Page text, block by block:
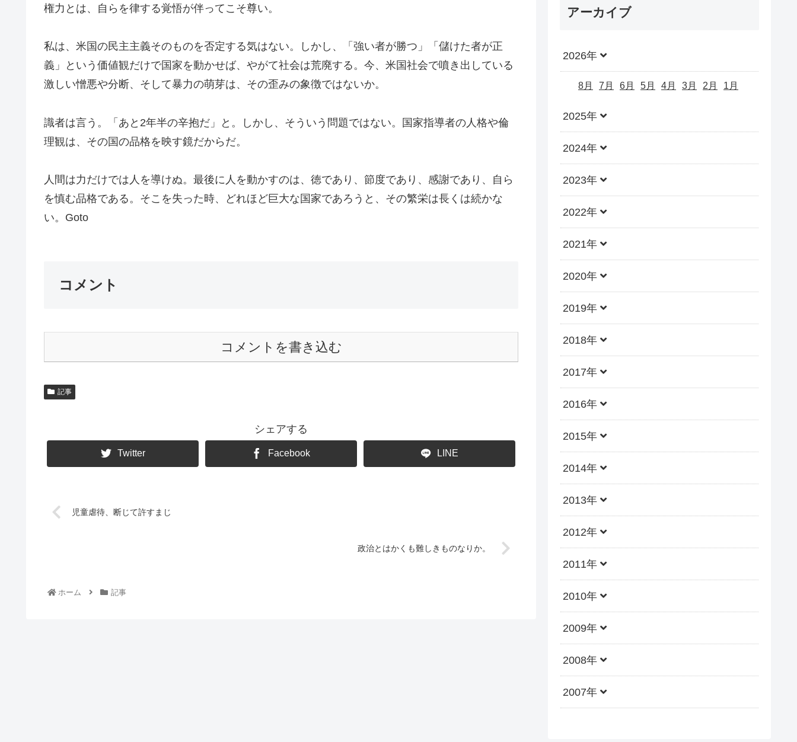
権力とは、自らを律する覚悟が伴ってこそ尊い。
私は、米国の民主主義そのものを否定する気はない。しかし、「強い者が勝つ」「儲けた者が正
義」という価値観だけで国家を動かせば、やがて社会は荒廃する。今、米国社会で噴き出している
激しい憎悪や分断、そして暴力の萌芽は、その歪みの象徴ではないか。
識者は言う。「あと2年半の辛抱だ」と。しかし、そういう問題ではない。国家指導者の人格や倫
理観は、その国の品格を映す鏡だからだ。
人間は力だけでは人を導けぬ。最後に人を動かすのは、徳であり、節度であり、感謝であり、自ら
を慎む品格である。そこを失った時、どれほど巨大な国家であろうと、その繁栄は長くは続かな
い。Goto
コメント
コメントを書き込む
記事
シェアする
Twitter Facebook LINE
児童虐待、断じて許すまじ
政治とはかくも難しきものなりか。
ホーム 記事
アーカイブ
2026年
8月 7月 6月 5月 4月 3月 2月 1月
2025年
2024年
2023年
2022年
2021年
2020年
2019年
2018年
2017年
2016年
2015年
2014年
2013年
2012年
2011年
2010年
2009年
2008年
2007年